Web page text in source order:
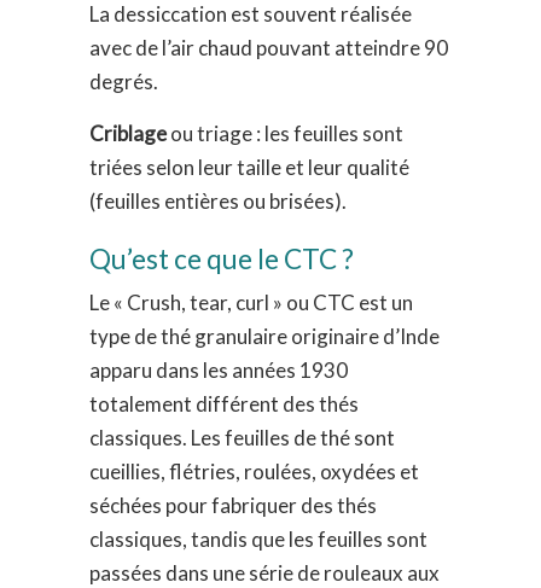
La dessiccation est souvent réalisée
avec de l’air chaud pouvant atteindre 90
degrés.
Criblageou triage : les feuilles sont
triées selon leur taille et leur qualité
(feuilles entières ou brisées).
Qu’est ce que le CTC ?
Le « Crush, tear, curl » ou CTC est un
type de thé granulaire originaire d’Inde
apparu dans les années 1930
totalement différent des thés
classiques. Les feuilles de thé sont
cueillies, flétries, roulées, oxydées et
séchées pour fabriquer des thés
classiques, tandis que les feuilles sont
passées dans une série de rouleaux aux